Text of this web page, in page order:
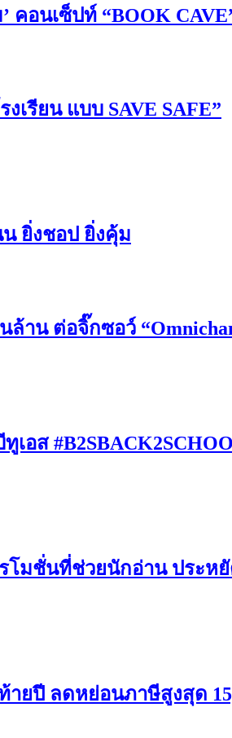
คอนเซ็ปท์ “BOOK
เรียน แบบ SAVE SAFE”
ยิ่งชอป ยิ่งคุ้ม
าน ต่อจิ๊กซอว์
อส
โมชั่นที่ช่วยนักอ่าน ประห
ยปี ลดหย่อนภาษีสูงสุด